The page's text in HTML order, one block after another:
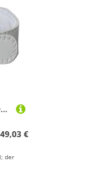
Powerlifting Gürtel Breiter Gewichthebergürtel Bodybuilding Fitnessgürtel Langhantel Powerlifting Training Taillenschutz Gym Gürtel for den Rücken(White,XS)
49,03 €
der